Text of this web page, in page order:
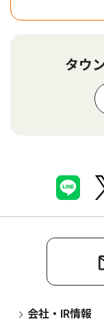
タウ
会社・IR情報